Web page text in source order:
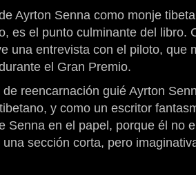
Ayrton Senna como monje
es el punto culminante del libro.
una entrevista con el piloto, que
el Gran Premio.
reencarnación guié Ayrton
y como un escritor
Senna en el papel, porque él no
sección corta, pero